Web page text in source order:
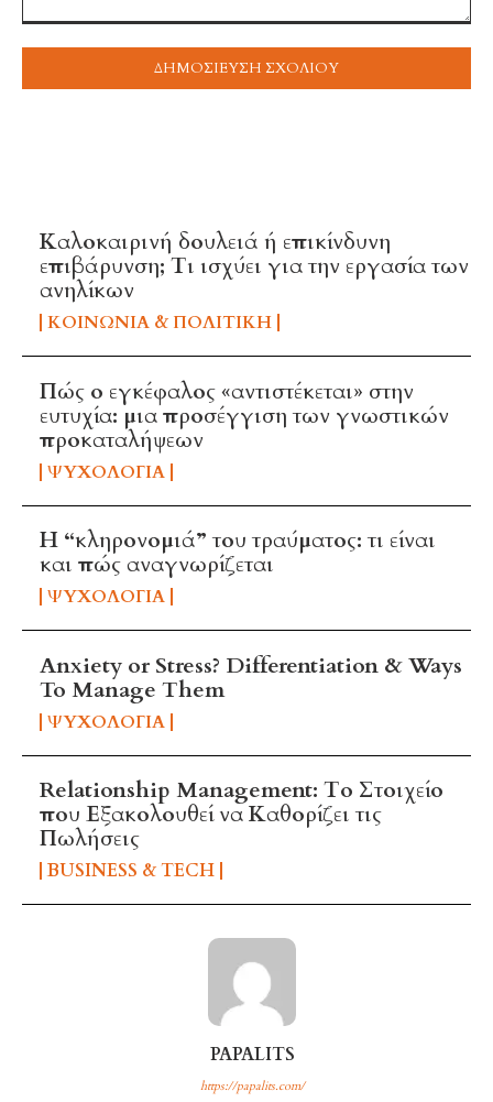
Καλοκαιρινή δουλειά ή επικίνδυνη
επιβάρυνση; Τι ισχύει για την εργασία των
ανηλίκων
ΚΟΙΝΩΝΊΑ & ΠΟΛΙΤΙΚΉ
Πώς ο εγκέφαλος «αντιστέκεται» στην
ευτυχία: μια προσέγγιση των γνωστικών
προκαταλήψεων
ΨΥΧΟΛΟΓΊΑ
Η “κληρονομιά” του τραύματος: τι είναι
και πώς αναγνωρίζεται
ΨΥΧΟΛΟΓΊΑ
Anxiety or Stress? Differentiation & Ways
To Manage Them
ΨΥΧΟΛΟΓΊΑ
Relationship Management: Το Στοιχείο
που Εξακολουθεί να Καθορίζει τις
Πωλήσεις
BUSINESS & TECH
PAPALITS
https://papalits.com/